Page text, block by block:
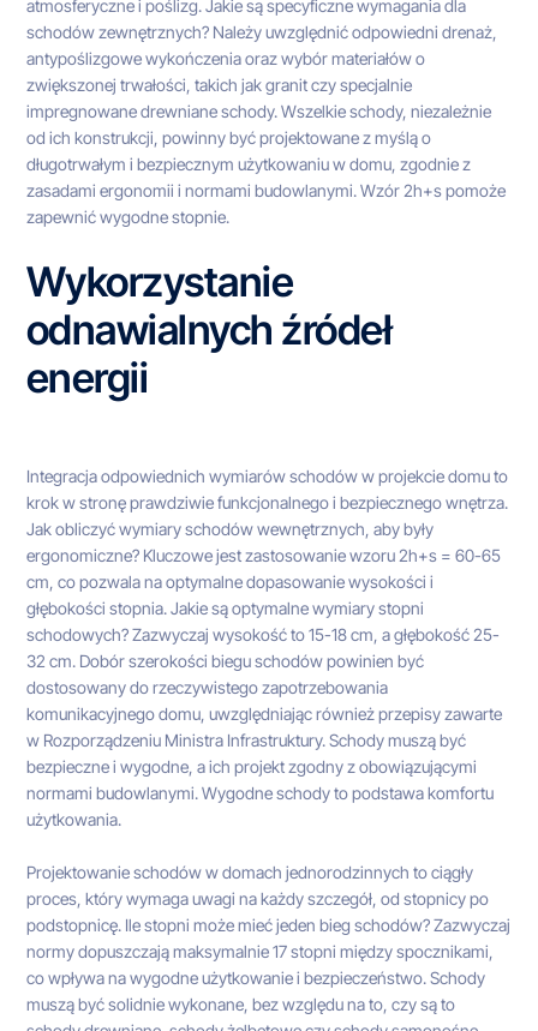
atmosferyczne i poślizg. Jakie są specyficzne wymagania dla
schodów zewnętrznych? Należy uwzględnić odpowiedni drenaż,
antypoślizgowe wykończenia oraz wybór materiałów o
zwiększonej trwałości, takich jak granit czy specjalnie
impregnowane drewniane schody. Wszelkie schody, niezależnie
od ich konstrukcji, powinny być projektowane z myślą o
długotrwałym i bezpiecznym użytkowaniu w domu, zgodnie z
zasadami ergonomii i normami budowlanymi. Wzór 2h+s pomoże
zapewnić wygodne stopnie.
Wykorzystanie
odnawialnych źródeł
energii
Integracja odpowiednich wymiarów schodów w projekcie domu to
krok w stronę prawdziwie funkcjonalnego i bezpiecznego wnętrza.
Jak obliczyć wymiary schodów wewnętrznych, aby były
ergonomiczne? Kluczowe jest zastosowanie wzoru 2h+s = 60-65
cm, co pozwala na optymalne dopasowanie wysokości i
głębokości stopnia. Jakie są optymalne wymiary stopni
schodowych? Zazwyczaj wysokość to 15-18 cm, a głębokość 25-
32 cm. Dobór szerokości biegu schodów powinien być
dostosowany do rzeczywistego zapotrzebowania
komunikacyjnego domu, uwzględniając również przepisy zawarte
w Rozporządzeniu Ministra Infrastruktury. Schody muszą być
bezpieczne i wygodne, a ich projekt zgodny z obowiązującymi
normami budowlanymi. Wygodne schody to podstawa komfortu
użytkowania.
Projektowanie schodów w domach jednorodzinnych to ciągły
proces, który wymaga uwagi na każdy szczegół, od stopnicy po
podstopnicę. Ile stopni może mieć jeden bieg schodów? Zazwyczaj
normy dopuszczają maksymalnie 17 stopni między spocznikami,
co wpływa na wygodne użytkowanie i bezpieczeństwo. Schody
muszą być solidnie wykonane, bez względu na to, czy są to